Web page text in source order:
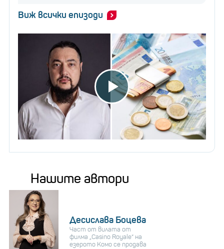
Виж всички епизоди
Нашите автори
Десислава Боцева
Част от вилата от
филма „Casino Royale“ на
езерото Комо се продава